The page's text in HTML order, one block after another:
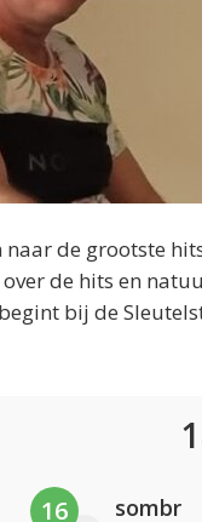
de grootste
de hits en
bij de
16 sombr